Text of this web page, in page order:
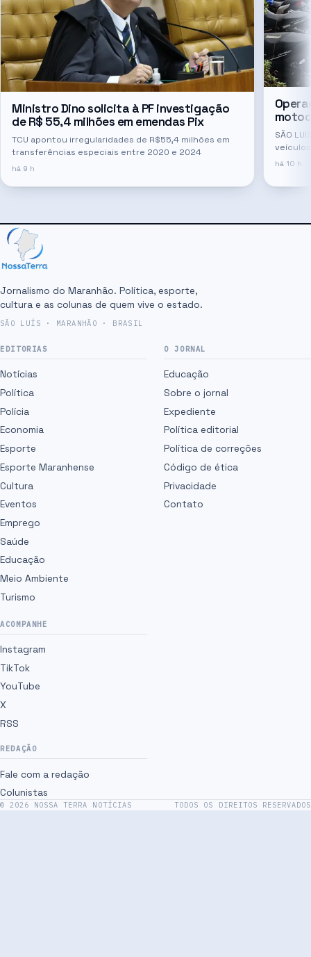
Ministro Dino solicita à PF investigação
de R$ 55,4 milhões em emendas Pix
TCU apontou irregularidades de R$55,4 milhões em
transferências especiais entre 2020 e 2024
há 9 h
SÃO
com
há 10 h
Jornalismo do Maranhão. Política, esporte,
cultura e as colunas de quem vive o estado.
SÃO LUÍS · MARANHÃO · BRASIL
EDITORIAS
Notícias
Política
Polícia
Economia
Esporte
Esporte Maranhense
Cultura
Eventos
Emprego
Saúde
Educação
Meio Ambiente
Turismo
O JORNAL
Educação
Sobre o jornal
Expediente
Política editorial
Política de correções
Código de ética
Privacidade
Contato
ACOMPANHE
Instagram
TikTok
YouTube
X
RSS
REDAÇÃO
Fale com a redação
Colunistas
©2026 NOSSA TERRA NOTÍCIAS TODOS OS DIREITOS RESERVADOS